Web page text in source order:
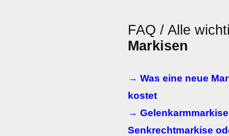
FAQ / Alle
Markisen
→ Was eine neue
kostet
→
Senkrechtmarkise